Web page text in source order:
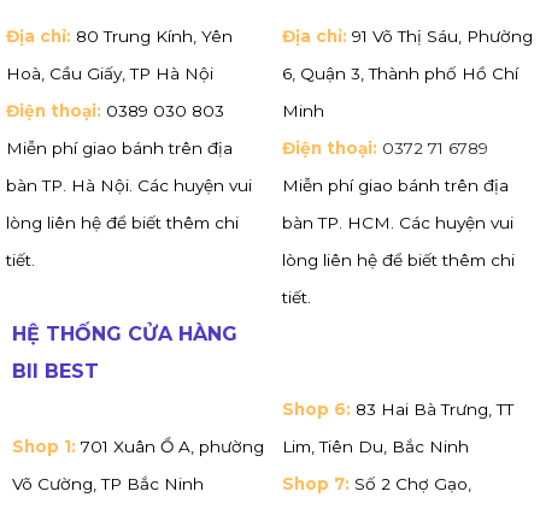
Địa chỉ: 80 Trung Kính, Yên
Hoà, Cầu Giấy, TP Hà Nội
Điện thoại: 0389 030 803
Miễn phí giao bánh trên địa
bàn TP. Hà Nội. Các huyện vui
lòng liên hệ để biết thêm chi
tiết.
Địa chỉ: 91 Võ Thị Sáu, Phường
6, Quận 3, Thành phố Hồ Chí
Minh
Điện thoại: 0372 71 6789
Miễn phí giao bánh trên địa
bàn TP. HCM. Các huyện vui
lòng liên hệ để biết thêm chi
tiết.
HỆ THỐNG CỬA HÀNG
BII BEST
Shop 1: 701 Xuân Ổ A, phường
Võ Cường, TP Bắc Ninh
Shop 6: 83 Hai Bà Trưng, TT
Lim, Tiên Du, Bắc Ninh
Shop 7: Số 2 Chợ Gạo,